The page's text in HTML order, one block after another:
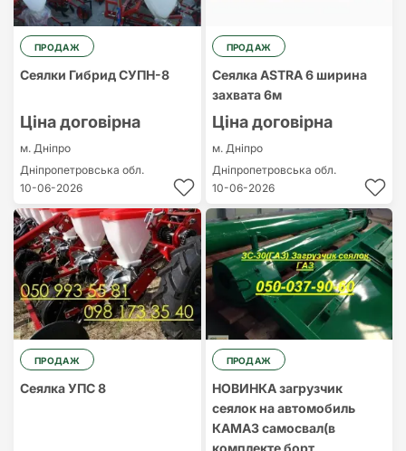
ПРОДАЖ
Сеялки Гибрид СУПН-8
Ціна договірна
м. Дніпро
Дніпропетровська обл.
10-06-2026
ПРОДАЖ
Сеялка ASTRA 6 ширина
захвата 6м
Ціна договірна
м. Дніпро
Дніпропетровська обл.
10-06-2026
ПРОДАЖ
Сеялка УПС 8
ПРОДАЖ
НОВИНКА загрузчик
сеялок на автомобиль
КАМАЗ самосвал(в
комплекте борт